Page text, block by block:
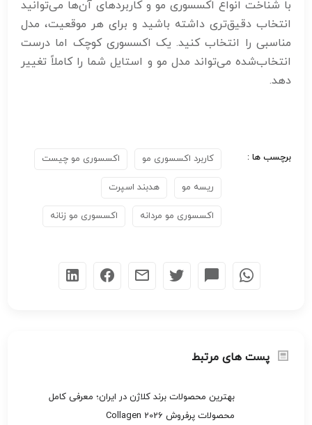
با شناخت انواع اکسسوری مو و کاربردهای آن‌ها می‌توانید
انتخاب دقیق‌تری داشته باشید و برای هر موقعیت، مدل
مناسبی را انتخاب کنید. یک اکسسوری کوچک اما درست
انتخاب‌شده می‌تواند مدل مو و استایل شما را کاملاً تغییر
دهد.
برچسب ها : کاربرد اکسسوری مو اکسسوری مو چیست
ریسه مو هدبند اسپرت
اکسسوری مو مردانه اکسسوری مو زنانه
پست های مرتبط
بهترین محصولات برند کلاژن در ایران؛ معرفی کامل
محصولات پرفروش Collagen 2026